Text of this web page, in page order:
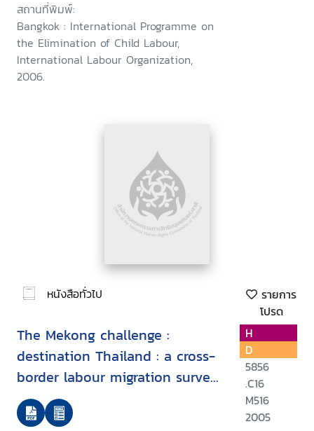
สถานที่พิมพ์:
Bangkok : International Programme on
the Elimination of Child Labour,
International Labour Organization,
2006.
หนังสือทั่วไป
รายการ
โปรด
The Mekong challenge :
destination Thailand : a cross-
border labour migration survey
in Banteay Meanchey Province,
Cambodia
H
D
5856
.C16
M516
2005